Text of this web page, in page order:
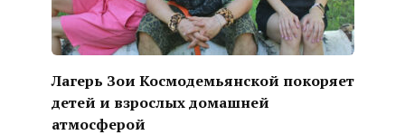
Лагерь Зои Космодемьянской покоряет
детей и взрослых домашней
атмосферой